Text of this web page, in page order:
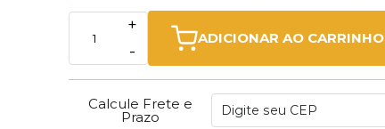
-
+
ADICIONAR AO CARRINHO
Calcule Frete e
Prazo